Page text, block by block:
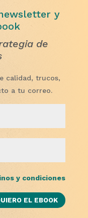
y
de
calidad, trucos,
a tu correo.
y condiciones